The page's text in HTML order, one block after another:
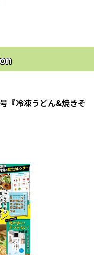
『冷凍うどん&焼きそ